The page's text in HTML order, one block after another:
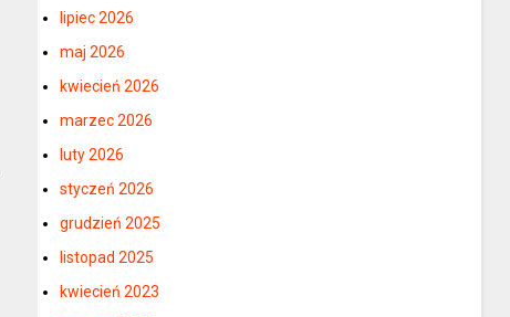
lipiec 2026
maj 2026
kwiecień 2026
marzec 2026
luty 2026
styczeń 2026
grudzień 2025
listopad 2025
kwiecień 2023